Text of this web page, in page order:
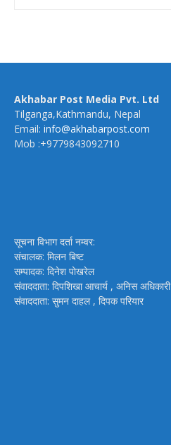
Akhabar Post Media Pvt. Ltd
Tilganga,Kathmandu, Nepal
Email: info@akhabarpost.com
Mob :+9779843092710
सूचना विभाग दर्ता नम्वर:
संचालक: मिलन बिष्ट
सम्पादक: दिनेश पोखरेल
संवाददाता: दिपशिखा आचार्य , अनिस अधिकारी
संवाददाता: सुमन दाहल , दिपक परियार